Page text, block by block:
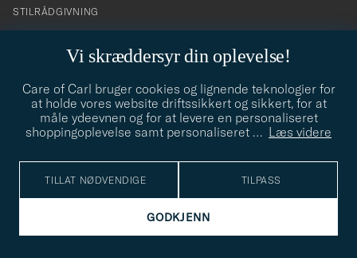
Vi skræddersyr din oplevelse!
Care of Carl bruger cookies og lignende teknologier for
at holde vores website driftssikkert og sikkert, for at
måle ydeevnen og for at levere en personaliseret
shoppingoplevelse samt personaliseret … Læs videre
TILLAT NØDVENDIGE TILPASS
GODKJENN
info@careofcarl.no
STILRÅDGIVNING
STILRÅDGIVNING
© Care of Carl 2026